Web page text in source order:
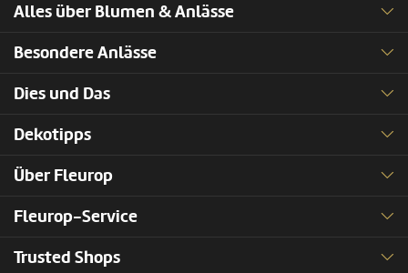
Alles über Blumen & Anlässe
Besondere Anlässe
Dies und Das
Dekotipps
Über Fleurop
Fleurop-Service
Trusted Shops